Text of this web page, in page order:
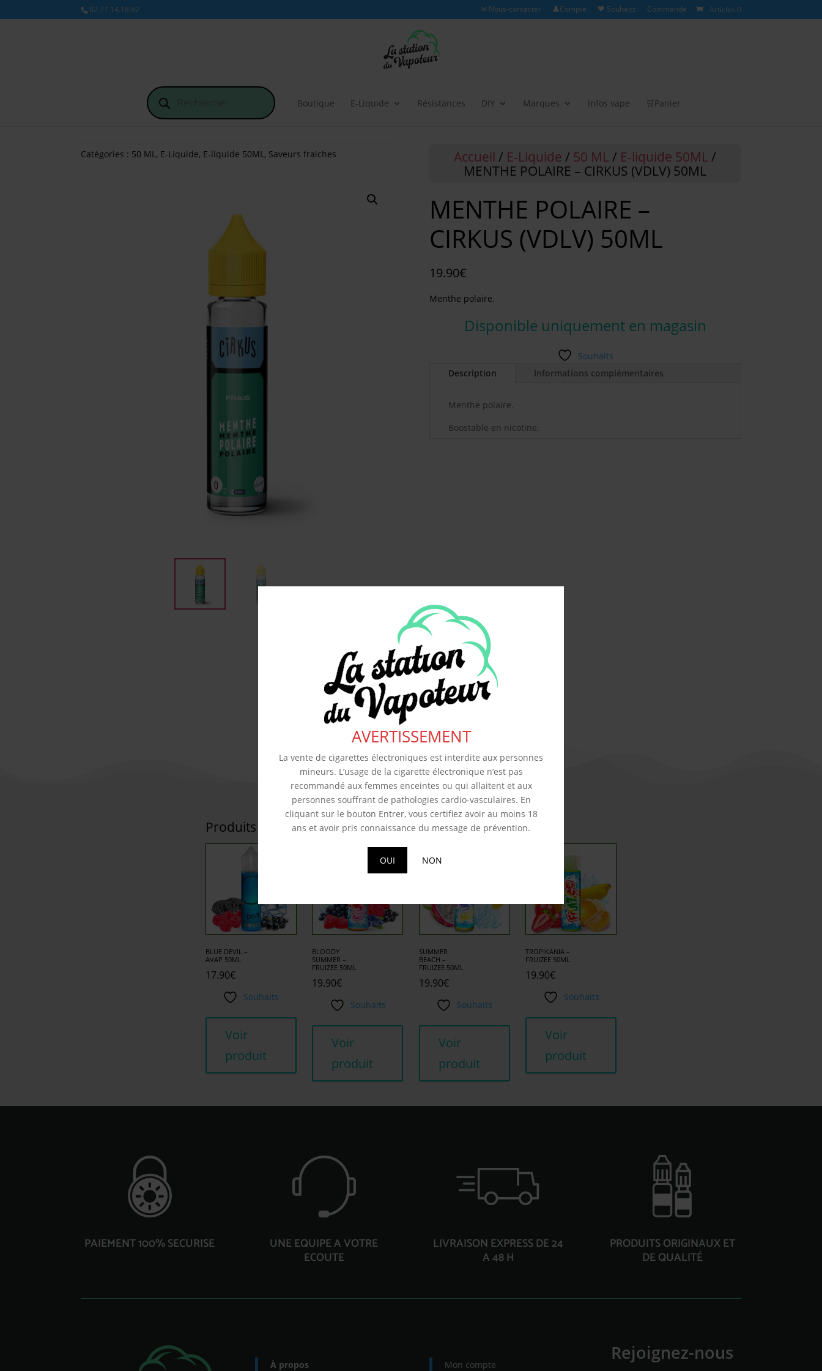
AVERTISSEMENT
La vente de cigarettes électroniques est interdite aux personnes
mineurs. L’usage de la cigarette électronique n’est pas
recommandé aux femmes enceintes ou qui allaitent et aux
personnes souffrant de pathologies cardio-vasculaires. En
cliquant sur le bouton Entrer, vous certifiez avoir au moins 18
ans et avoir pris connaissance du message de prévention.
OUI NON
02.77.14.18.82 ✉ Nous-contacter 👤Compte 🖤 Souhaits Commande Articles 0
Recherche
de
produits Boutique E-Liquide Résistances DIY Marques Infos vape 🛒Panier
Catégories : 50 ML, E-Liquide, E-liquide 50ML, Saveurs fraiches Accueil / E-Liquide / 50 ML / E-liquide 50ML /
MENTHE POLAIRE – CIRKUS (VDLV) 50ML
MENTHE POLAIRE –
CIRKUS (VDLV) 50ML
19.90€
Menthe polaire.
Disponible uniquement en magasin
Souhaits
Description
Informations complémentaires
Menthe polaire.
Boostable en nicotine.
Produits similaires
BLUE DEVIL –
AVAP 50ML
17.90€
Souhaits
Voir
produit
BLOODY
SUMMER –
FRUIZEE 50ML
19.90€
Souhaits
Voir
produit
SUMMER
BEACH –
FRUIZEE 50ML
19.90€
Souhaits
Voir
produit
TROPIKANIA –
FRUIZEE 50ML
19.90€
Souhaits
Voir
produit
PAIEMENT 100% SECURISE UNE EQUIPE A VOTRE
ECOUTE
LIVRAISON EXPRESS DE 24
A 48 H
PRODUITS ORIGINAUX ET
DE QUALITÉ
À propos Mon compte
Rejoignez-nous